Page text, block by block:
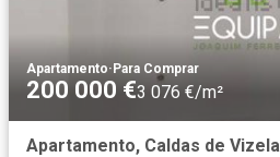
Apartamento·Para Comprar
200 000 €3 076 €/m²
Apartamento, Caldas de Vizela